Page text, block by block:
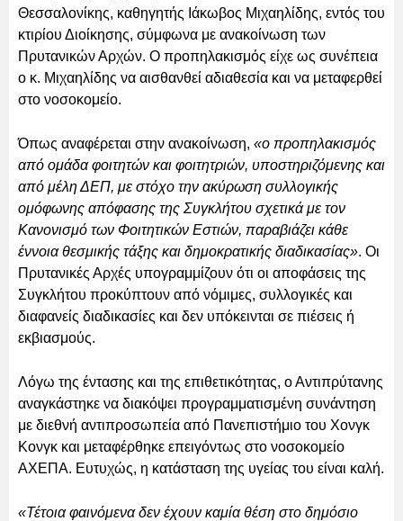
Θεσσαλονίκης, καθηγητής Ιάκωβος Μιχαηλίδης, εντός του
κτιρίου Διοίκησης, σύμφωνα με ανακοίνωση των
Πρυτανικών Αρχών. Ο προπηλακισμός είχε ως συνέπεια
ο κ. Μιχαηλίδης να αισθανθεί αδιαθεσία και να μεταφερθεί
στο νοσοκομείο.
Όπως αναφέρεται στην ανακοίνωση, «ο προπηλακισμός
από ομάδα φοιτητών και φοιτητριών, υποστηριζόμενης και
από μέλη ΔΕΠ, με στόχο την ακύρωση συλλογικής
ομόφωνης απόφασης της Συγκλήτου σχετικά με τον
Κανονισμό των Φοιτητικών Εστιών, παραβιάζει κάθε
έννοια θεσμικής τάξης και δημοκρατικής διαδικασίας». Οι
Πρυτανικές Αρχές υπογραμμίζουν ότι οι αποφάσεις της
Συγκλήτου προκύπτουν από νόμιμες, συλλογικές και
διαφανείς διαδικασίες και δεν υπόκεινται σε πιέσεις ή
εκβιασμούς.
Λόγω της έντασης και της επιθετικότητας, ο Αντιπρύτανης
αναγκάστηκε να διακόψει προγραμματισμένη συνάντηση
με διεθνή αντιπροσωπεία από Πανεπιστήμιο του Χονγκ
Κονγκ και μεταφέρθηκε επειγόντως στο νοσοκομείο
ΑΧΕΠΑ. Ευτυχώς, η κατάσταση της υγείας του είναι καλή.
«Τέτοια φαινόμενα δεν έχουν καμία θέση στο δημόσιο